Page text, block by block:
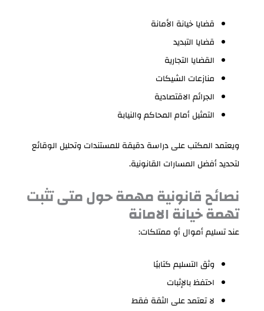
قضايا خيانة الأمانة
قضايا التبديد
القضايا التجارية
منازعات الشيكات
الجرائم الاقتصادية
التمثيل أمام المحاكم والنيابة
ويعتمد المكتب على دراسة دقيقة للمستندات وتحليل الوقائع
لتحديد أفضل المسارات القانونية.
نصائح قانونية مهمة حول متى تثبت
تهمة خيانة الامانة
عند تسليم أموال أو ممتلكات:
وثق التسليم كتابيًا
احتفظ بالإثبات
لا تعتمد على الثقة فقط